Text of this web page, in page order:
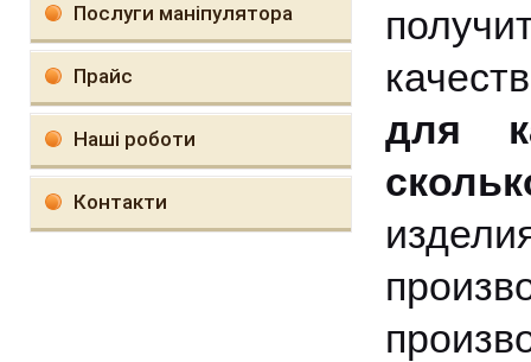
Послуги маніпулятора
Прайс
Наші роботи
Контакти
для